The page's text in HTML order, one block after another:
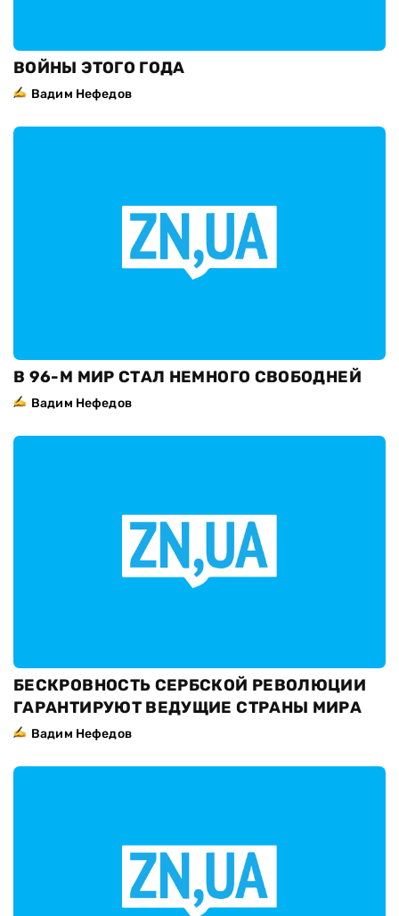
ВОЙНЫ ЭТОГО ГОДА
Вадим Нефедов
В 96-М МИР СТАЛ НЕМНОГО СВОБОДНЕЙ
Вадим Нефедов
БЕСКРОВНОСТЬ СЕРБСКОЙ РЕВОЛЮЦИИ
ГАРАНТИРУЮТ ВЕДУЩИЕ СТРАНЫ МИРА
Вадим Нефедов